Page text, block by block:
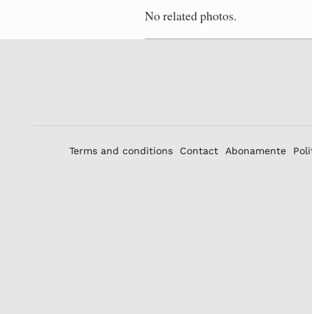
No related photos.
Terms and conditions Contact Abonamente